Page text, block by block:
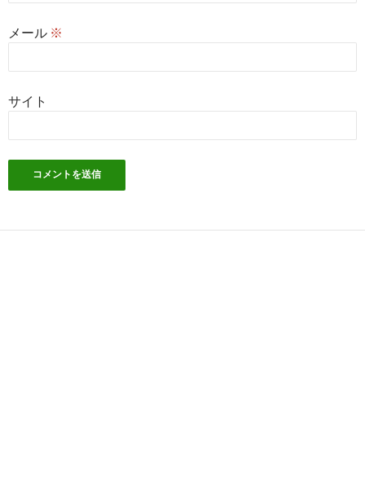
メール ※
サイト